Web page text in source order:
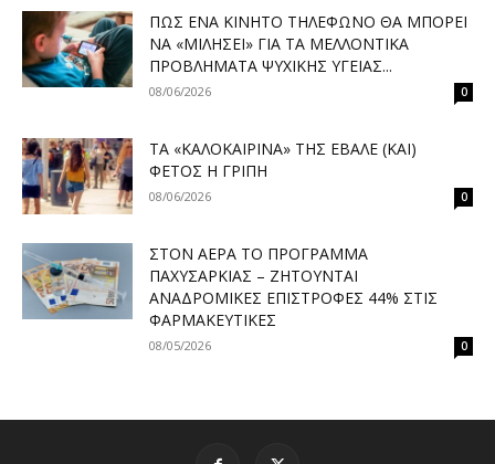
ΠΏΣ ΈΝΑ ΚΙΝΗΤΌ ΤΗΛΈΦΩΝΟ ΘΑ ΜΠΟΡΕΊ
ΝΑ «ΜΙΛΉΣΕΙ» ΓΙΑ ΤΑ ΜΕΛΛΟΝΤΙΚΆ
ΠΡΟΒΛΉΜΑΤΑ ΨΥΧΙΚΉΣ ΥΓΕΊΑΣ...
08/06/2026 0
ΤΑ «ΚΑΛΟΚΑΙΡΙΝΆ» ΤΗΣ ΈΒΑΛΕ (ΚΑΙ)
ΦΈΤΟΣ Η ΓΡΊΠΗ
08/06/2026 0
ΣΤΟΝ ΑΈΡΑ ΤΟ ΠΡΌΓΡΑΜΜΑ
ΠΑΧΥΣΑΡΚΊΑΣ – ΖΗΤΟΎΝΤΑΙ
ΑΝΑΔΡΟΜΙΚΈΣ ΕΠΙΣΤΡΟΦΈΣ 44% ΣΤΙΣ
ΦΑΡΜΑΚΕΥΤΙΚΈΣ
08/05/2026 0